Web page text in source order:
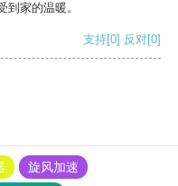
家的温暖。
支持[0] 反对[0]
旋风加速